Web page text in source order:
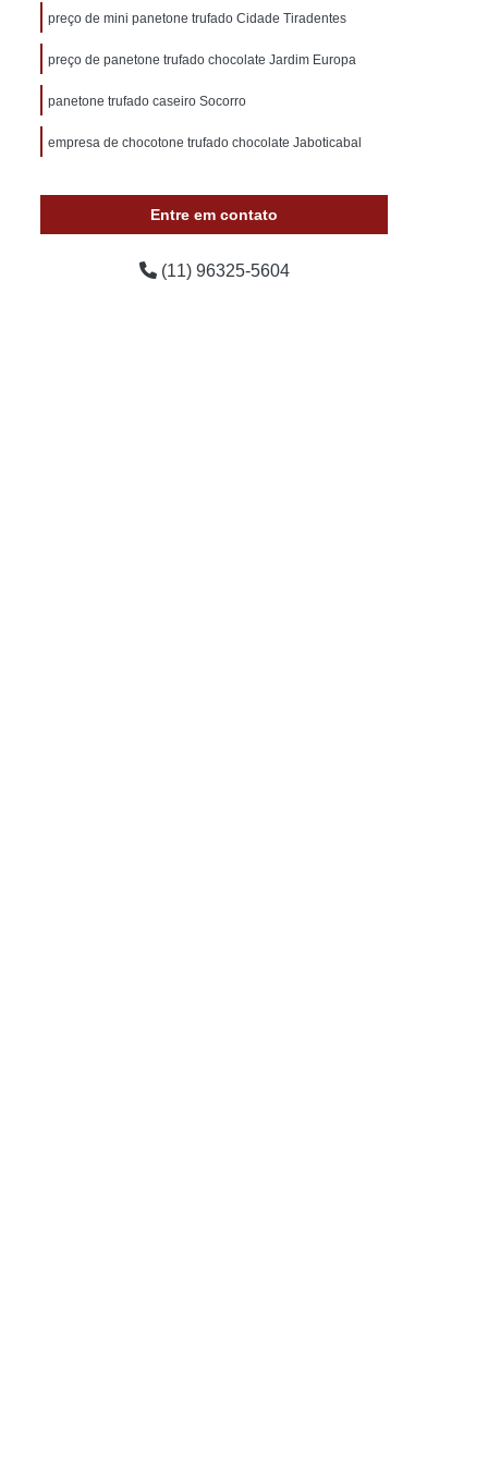
para Convidados
Lembrancinha Cha de Bebê
Lembrancinha Cha de Bebê Menino
Lembrancinha de Cha de Bebê Menina
Lembrancinhas de Cha de Bebê
a Pronta Entrega
Personalizada
Pronta Entrega
Ano
Batizado
para Batizado
Trufado
Barato
preço de mini panetone trufado Cidade Tiradentes
preço de panetone trufado chocolate Jardim Europa
panetone trufado caseiro Socorro
empresa de chocotone trufado chocolate Jaboticabal
Entre em contato
(11) 96325-5604